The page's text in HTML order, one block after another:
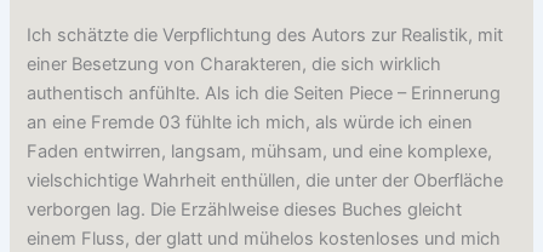
Ich schätzte die Verpflichtung des Autors zur Realistik, mit
einer Besetzung von Charakteren, die sich wirklich
authentisch anfühlte. Als ich die Seiten Piece – Erinnerung
an eine Fremde 03 fühlte ich mich, als würde ich einen
Faden entwirren, langsam, mühsam, und eine komplexe,
vielschichtige Wahrheit enthüllen, die unter der Oberfläche
verborgen lag. Die Erzählweise dieses Buches gleicht
einem Fluss, der glatt und mühelos kostenloses und mich